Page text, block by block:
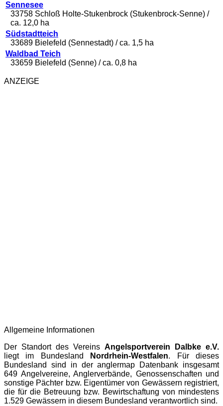
Sennesee
33758 Schloß Holte-Stukenbrock (Stukenbrock-Senne) /
ca. 12,0 ha
Südstadtteich
33689 Bielefeld (Sennestadt) / ca. 1,5 ha
Waldbad Teich
33659 Bielefeld (Senne) / ca. 0,8 ha
ANZEIGE
Allgemeine Informationen
Der Standort des Vereins Angelsportverein Dalbke e.V.
liegt im Bundesland
Nordrhein-Westfalen. Für dieses
Bundesland sind in deranglermap Datenbank insgesamt
649 Angelvereine, Anglerverbände, Genossenschaften und
sonstige Pächter bzw. Eigentümer von Gewässern registriert,
die für die Betreuung bzw. Bewirtschaftung von mindestens
1.529 Gewässern in diesem Bundesland verantwortlich sind.